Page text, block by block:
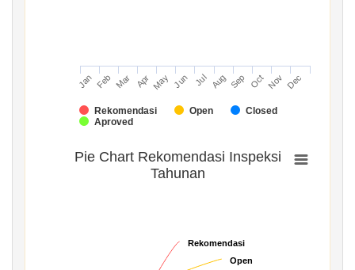
Rekomendasi Open
Closed
Aproved
Jan Feb Mar Apr May Jun Jul Aug Sep Oct Nov Dec
Pie Chart Rekomendasi Inspeksi
Tahunan
Rekomendasi
Rekomendasi
Open
Open